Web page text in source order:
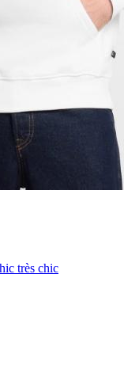
très chic